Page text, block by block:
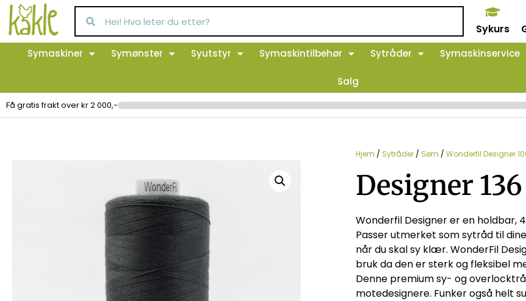
Sykurs
Symaskiner Symønster Syutstyr Symaskintilbehør Sytråder Symaskinservice
Salg
Få gratis frakt over kr 2 000,-
Hjem / Sytråder / Søm / Wonderfil Designer
Designer 136
Wonderfil Designer er en holdbar,
Passer utmerket som sytråd til
når du skal sy klær. WonderFil
bruk da den er sterk og fleksibel
Denne premium sy- og
motedesignere. Funker også helt